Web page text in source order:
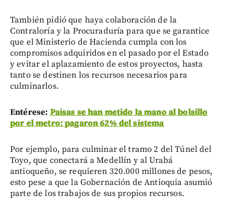
También pidió que haya colaboración de la
Contraloría y la Procuraduría para que se garantice
que el Ministerio de Hacienda cumpla con los
compromisos adquiridos en el pasado por el Estado
y evitar el aplazamiento de estos proyectos, hasta
tanto se destinen los recursos necesarios para
culminarlos.
Entérese: Paisas se han metido la mano al bolsillo
por el metro: pagaron 62% del sistema
Por ejemplo, para culminar el tramo 2 del Túnel del
Toyo, que conectará a Medellín y al Urabá
antioqueño, se requieren 320.000 millones de pesos,
esto pese a que la Gobernación de Antioquia asumió
parte de los trabajos de sus propios recursos.